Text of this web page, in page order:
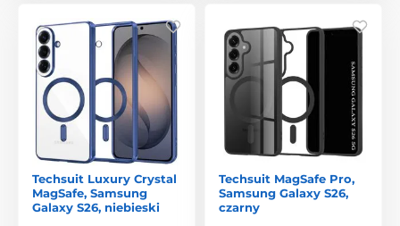
Techsuit Luxury Crystal
MagSafe, Samsung
Galaxy S26, niebieski
Techsuit MagSafe Pro,
Samsung Galaxy S26,
czarny